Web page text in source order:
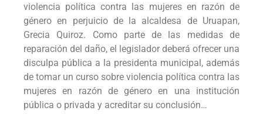
violencia política contra las mujeres en razón de
género en perjuicio de la alcaldesa de Uruapan,
Grecia Quiroz. Como parte de las medidas de
reparación del daño, el legislador deberá ofrecer una
disculpa pública a la presidenta municipal, además
de tomar un curso sobre violencia política contra las
mujeres en razón de género en una institución
pública o privada y acreditar su conclusión…